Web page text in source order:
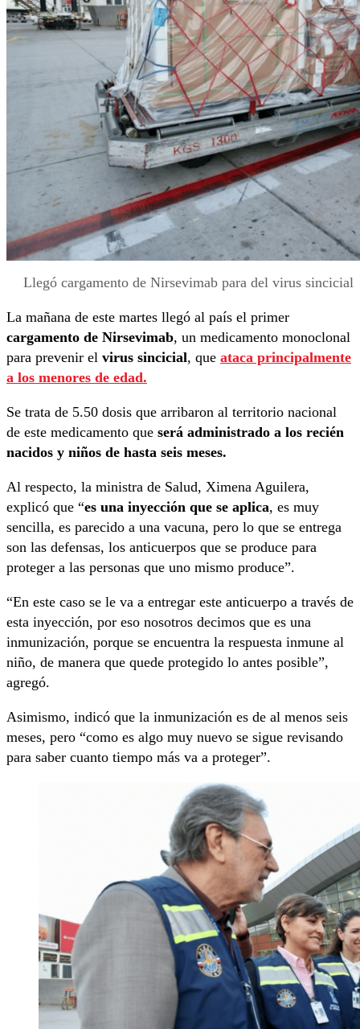
Llegó cargamento de Nirsevimab para del virus sincicial
La mañana de este martes llegó al país el primer
cargamento de Nirsevimab, un medicamento monoclonal
para prevenir el virus sincicial, que ataca principalmente
a los menores de edad.
Se trata de 5.50 dosis que arribaron al territorio nacional
de este medicamento que será administrado a los recién
nacidos y niños de hasta seis meses.
Al respecto, la ministra de Salud, Ximena Aguilera,
explicó que “es una inyección que se aplica, es muy
sencilla, es parecido a una vacuna, pero lo que se entrega
son las defensas, los anticuerpos que se produce para
proteger a las personas que uno mismo produce”.
“En este caso se le va a entregar este anticuerpo a través de
esta inyección, por eso nosotros decimos que es una
inmunización, porque se encuentra la respuesta inmune al
niño, de manera que quede protegido lo antes posible”,
agregó.
Asimismo, indicó que la inmunización es de al menos seis
meses, pero “como es algo muy nuevo se sigue revisando
para saber cuanto tiempo más va a proteger”.